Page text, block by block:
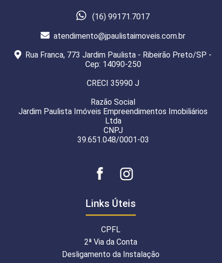
(16) 99171.7017
atendimento@jpaulistaimoveis.com.br
Rua Franca, 773 Jardim Paulista - Ribeirão Preto/SP -
Cep: 14090-250
CRECI 35990 J
Razão Social
Jardim Paulista Imóveis Empreendimentos Imobiliários
Ltda
CNPJ
39.651.048/0001-03
Links Úteis
CPFL
2ª Via da Conta
Desligamento da Instalação